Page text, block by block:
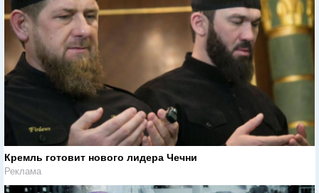
Кремль готовит нового лидера Чечни
Реклама